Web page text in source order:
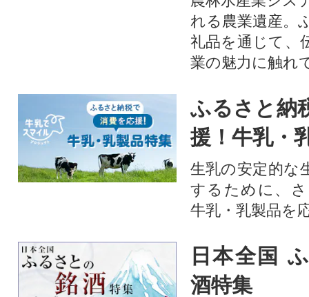
れる農業遺産。
礼品を通じて、
業の魅力に触れ
ふるさと納
援！牛乳・
生乳の安定的な
するために、
牛乳・乳製品を
日本全国
酒特集